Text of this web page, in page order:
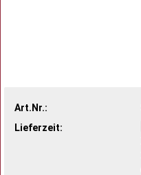
Art.Nr.:
Lieferzeit: